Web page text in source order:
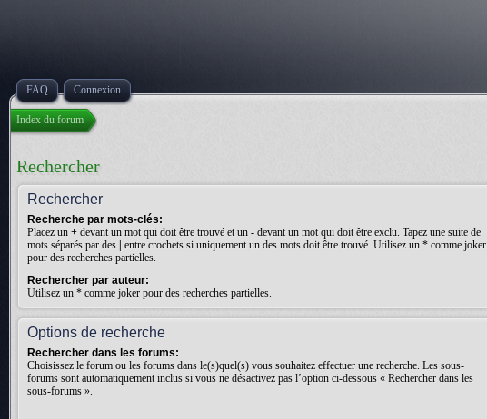
FAQ Connexion
Index du forum
Rechercher
Rechercher
Recherche par mots-clés:
Placez un + devant un mot qui doit être trouvé et un - devant un mot qui doit être exclu. Tapez une suite de
mots séparés par des
entre crochets si uniquement un des mots doit être trouvé. Utilisez un * comme joker
pour des recherches partielles.
Rechercher par auteur:
Utilisez un * comme joker pour des recherches partielles.
Options de recherche
Rechercher dans les forums:
Choisissez le forum ou les forums dans le(s)quel(s) vous souhaitez effectuer une recherche. Les sous-
forums sont automatiquement inclus si vous ne désactivez pas l’option ci-dessous « Rechercher dans les
sous-forums ».